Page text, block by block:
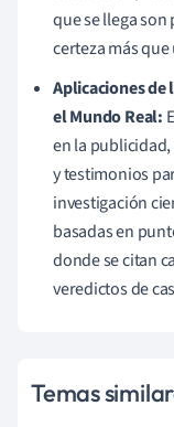
que se llega
certeza más
Aplicaciones de
el Mundo Real:
en la
y testimonios
investigación
basadas en
donde se citan
veredictos de
Temas